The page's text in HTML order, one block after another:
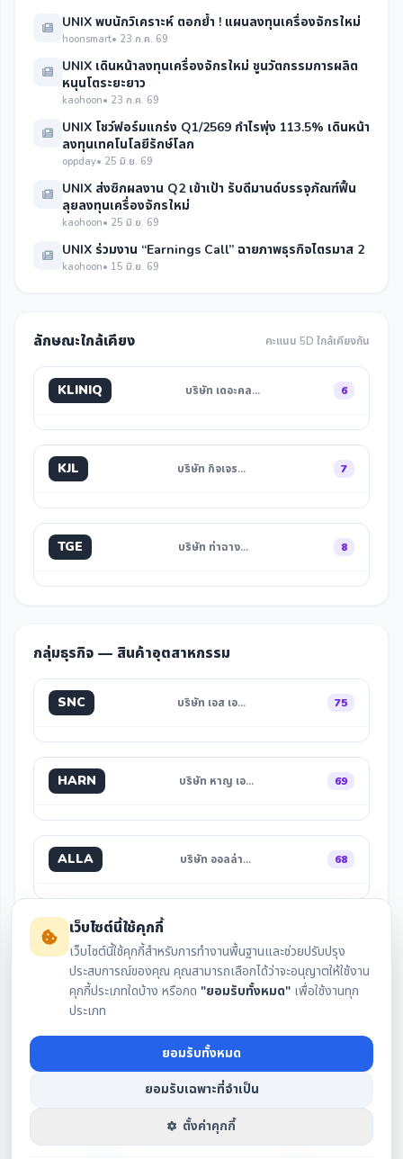
UNIX พบนักวิเคราะห์ ตอกย้ำ ! แผนลงทุนเครื่องจักรใหม่
hoonsmart• 23 ก.ค. 69
UNIX เดินหน้าลงทุนเครื่องจักรใหม่ ชูนวัตกรรมการผลิต
หนุนโตระยะยาว
kaohoon• 23 ก.ค. 69
UNIX โชว์ฟอร์มแกร่ง Q1/2569 กำไรพุ่ง 113.5% เดินหน้า
ลงทุนเทคโนโลยีรักษ์โลก
oppday• 25 มิ.ย. 69
UNIX ส่งซิกผลงาน Q2 เข้าเป้า รับดีมานด์บรรจุภัณฑ์ฟื้น
ลุยลงทุนเครื่องจักรใหม่
kaohoon• 25 มิ.ย. 69
UNIX ร่วมงาน “Earnings Call” ฉายภาพธุรกิจไตรมาส 2
kaohoon• 15 มิ.ย. 69
ลักษณะใกล้เคียง คะแนน 5D ใกล้เคียงกัน
KLINIQ บริษัท เดอะคล… 6
KJL บริษัท กิจเจร… 7
TGE บริษัท ท่าฉาง… 8
กลุ่มธุรกิจ — สินค้าอุตสาหกรรม
SNC บริษัท เอส เอ… 75
HARN บริษัท หาญ เอ… 69
ALLA บริษัท ออลล่า… 68
สรุปงบล่าสุด กราฟราคา
IAA Consensus
เว็บไซต์นี้ใช้คุกกี้
เว็บไซต์นี้ใช้คุกกี้สำหรับการทำงานพื้นฐานและช่วยปรับปรุง
ประสบการณ์ของคุณ คุณสามารถเลือกได้ว่าจะอนุญาตให้ใช้งาน
คุกกี้ประเภทใดบ้าง หรือกด "ยอมรับทั้งหมด" เพื่อใช้งานทุก
ประเภท
ยอมรับทั้งหมด
ยอมรับเฉพาะที่จำเป็น
ตั้งค่าคุกกี้